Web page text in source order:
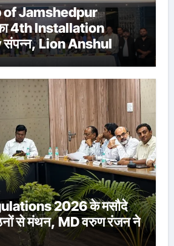
of Jamshedpur
4th Installation
Lion Anshul
अध्यक्ष पद
2026 के मसौदे
से मंथन, MD वरुण रंजन ने